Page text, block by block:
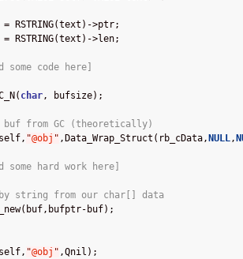
>ptr;
RSTRING(text)->len;
code here]
char, bufsize);
from GC (theoretically)
"@obj " ,Data_Wrap_Struct(rb_cData,NULL,
hard work here]
string from our char[] data
buf);
"@obj " ,Qnil);